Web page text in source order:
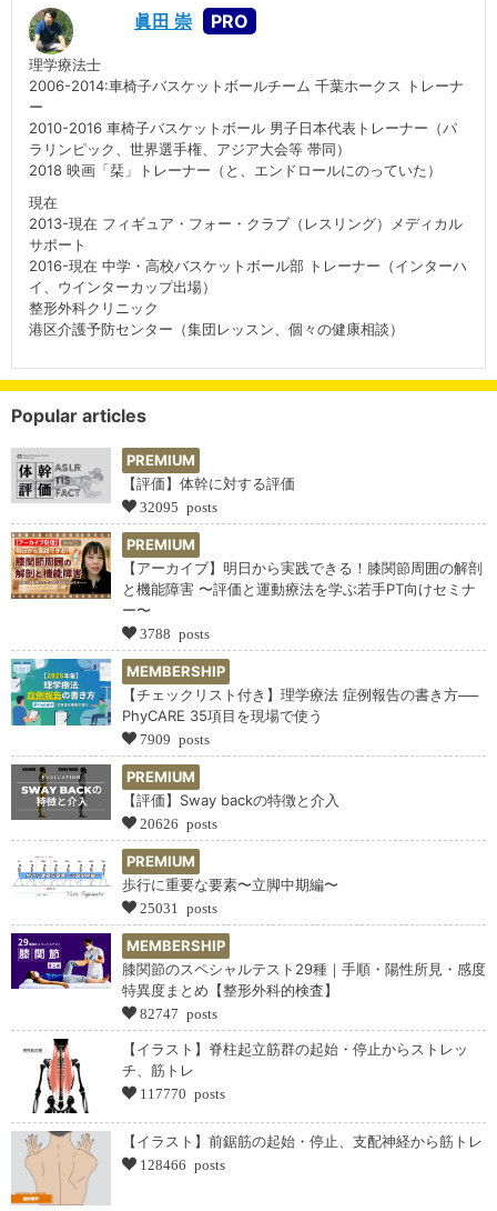
眞田 崇
理学療法士
2006-2014:車椅子バスケットボールチーム 千葉ホークス トレーナ
ー
2010-2016 車椅子バスケットボール 男子日本代表トレーナー（パ
ラリンピック、世界選手権、アジア大会等 帯同）
2018 映画「栞」トレーナー（と、エンドロールにのっていた）
現在
2013-現在 フィギュア・フォー・クラブ（レスリング）メディカル
サポート
2016-現在 中学・高校バスケットボール部 トレーナー（インターハ
イ、ウインターカップ出場）
整形外科クリニック
港区介護予防センター（集団レッスン、個々の健康相談）
Popular articles
PREMIUM
【評価】体幹に対する評価
32095 posts
PREMIUM
【アーカイブ】明日から実践できる！膝関節周囲の解剖
と機能障害 〜評価と運動療法を学ぶ若手PT向けセミナ
ー〜
3788 posts
MEMBERSHIP
【チェックリスト付き】理学療法 症例報告の書き方──
PhyCARE 35項目を現場で使う
7909 posts
PREMIUM
【評価】Sway backの特徴と介入
20626 posts
PREMIUM
歩行に重要な要素〜立脚中期編〜
25031 posts
MEMBERSHIP
膝関節のスペシャルテスト29種｜手順・陽性所見・感度
特異度まとめ【整形外科的検査】
82747 posts
【イラスト】脊柱起立筋群の起始・停止からストレッ
チ、筋トレ
117770 posts
【イラスト】前鋸筋の起始・停止、支配神経から筋トレ
128466 posts